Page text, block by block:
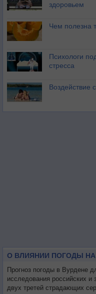
здоровьем
Чем полезна
Психологи
стресса
Воздействие
О ВЛИЯНИИ ПОГОДЫ
Прогноз погоды в Вурдене
исследования российских
двух третей страдающих